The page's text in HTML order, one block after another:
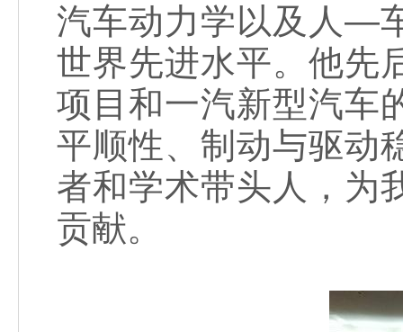
汽车动力学以及人—
世界先进水平。他先
项目和一汽新型汽车
平顺性、制动与驱动
者和学术带头人，为
贡献。